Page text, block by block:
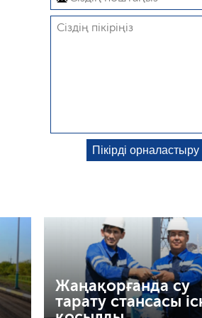
Жаңақорғанда су
тарату стансасы